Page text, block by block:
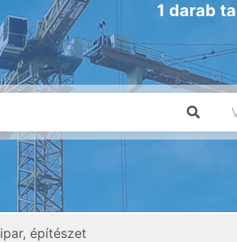
1 darab
építészet